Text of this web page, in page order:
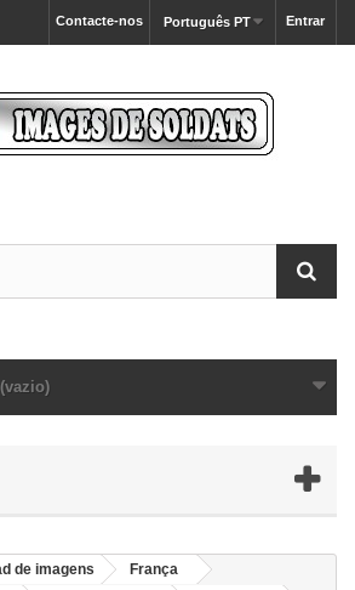
Entrar
Português PT
Contacte-nos
(vazio)
de imagens
França